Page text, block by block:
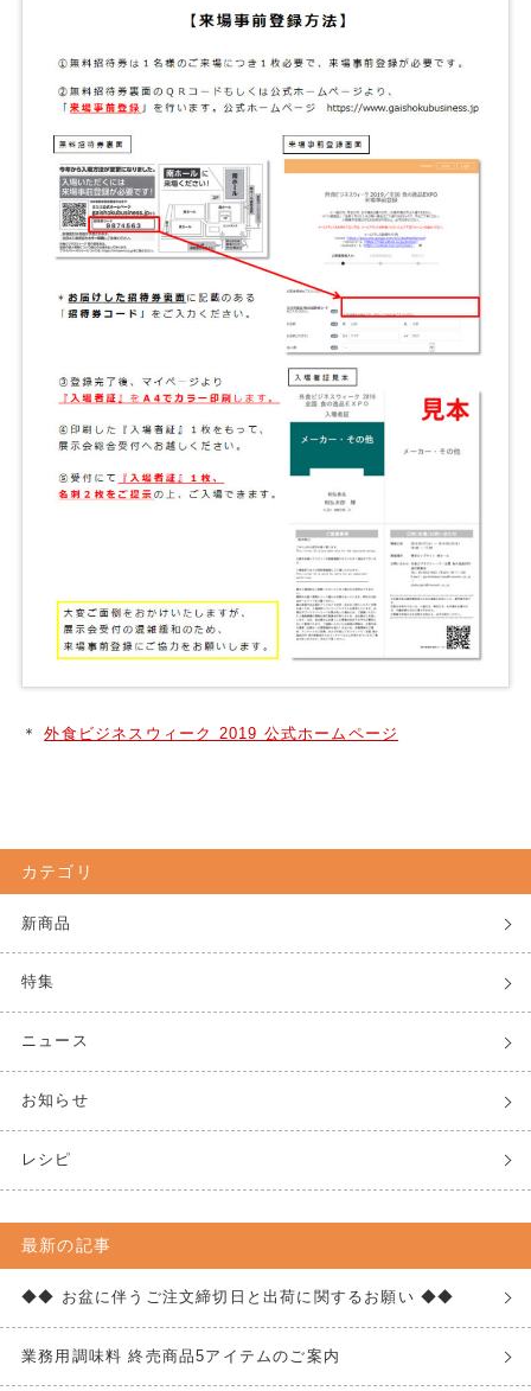
＊外食ビジネスウィーク 2019 公式ホームページ
カテゴリ
新商品
特集
ニュース
お知らせ
レシピ
最新の記事
◆◆ お盆に伴うご注文締切日と出荷に関するお願い ◆◆
業務用調味料 終売商品5アイテムのご案内